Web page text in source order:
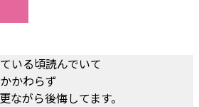
いる頃読んでいて
かわらず
ながら後悔してます。